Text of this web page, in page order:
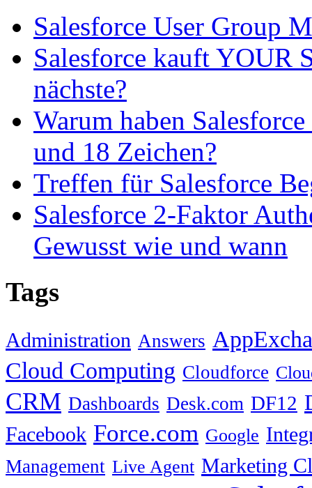
Salesforce User Group
Salesforce kauft YOUR
nächste?
Warum haben
und 18 Zeichen?
Treffen für Salesforce
Salesforce 2-Faktor
Gewusst wie und wann
Tags
Administration Answers
Cloud Computing Cloudforce
CRM Dashboards Desk.com DF12
Facebook Force.com Google
Management Live Agent Marketing